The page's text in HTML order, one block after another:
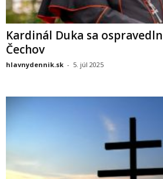
Kardinál Duka sa
Čechov
hlavnydennik.sk - 5. júl 2025